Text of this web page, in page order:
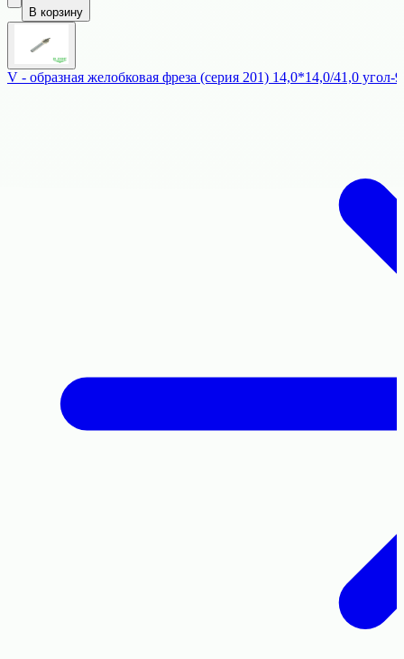
В корзину
V - образная желобковая фреза (серия 201) 14,0*14,0/41,0